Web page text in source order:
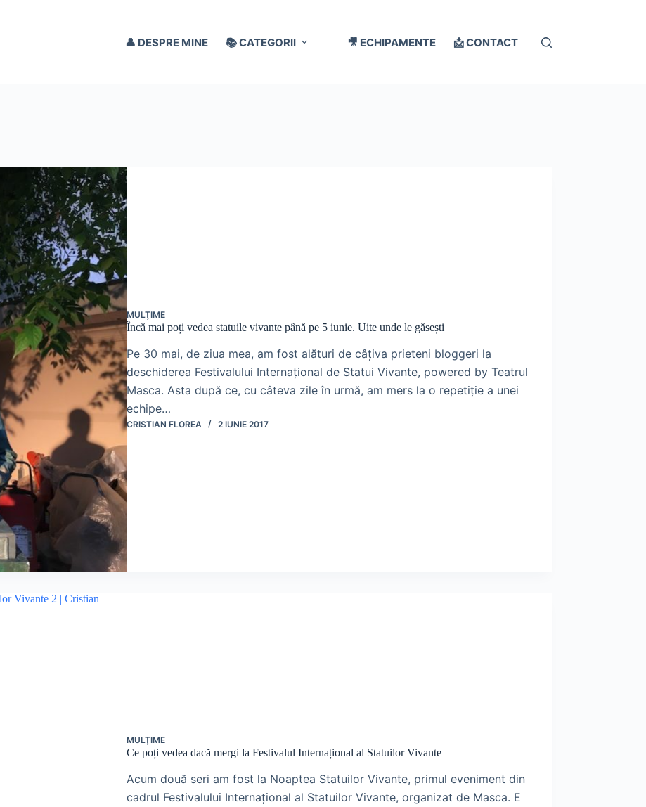
👤 DESPRE MINE 📚 CATEGORII 🎥 ECHIPAMENTE 📩 CONTACT
MULŢIME
Încă mai poți vedea statuile vivante până pe 5 iunie. Uite unde le găsești
Pe 30 mai, de ziua mea, am fost alături de câțiva prieteni bloggeri la
deschiderea Festivalului Internațional de Statui Vivante, powered by Teatrul
Masca. Asta după ce, cu câteva zile în urmă, am mers la o repetiție a unei
echipe…
CRISTIAN FLOREA 2 IUNIE 2017
MULŢIME
Ce poți vedea dacă mergi la Festivalul Internațional al Statuilor Vivante
Acum două seri am fost la Noaptea Statuilor Vivante, primul eveniment din
cadrul Festivalului Internațional al Statuilor Vivante, organizat de Masca. E